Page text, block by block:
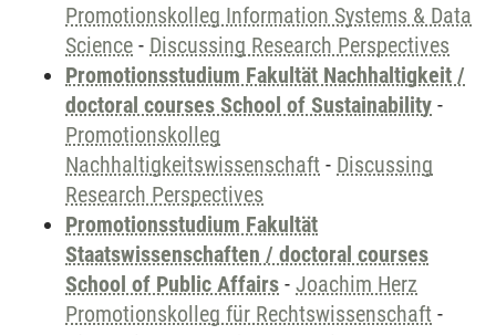
Promotionskolleg Information Systems & Data
Science - Discussing Research Perspectives
Promotionsstudium Fakultät Nachhaltigkeit /
doctoral courses School of Sustainability -
Promotionskolleg
Nachhaltigkeitswissenschaft - Discussing
Research Perspectives
Promotionsstudium Fakultät
Staatswissenschaften / doctoral courses
School of Public Affairs - Joachim Herz
Promotionskolleg für Rechtswissenschaft -